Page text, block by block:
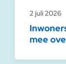
mee
2 juli 2026